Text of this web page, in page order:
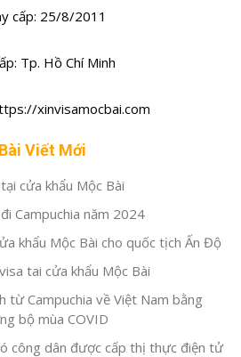
cấp: 25/8/2011
Tp. Hồ Chí Minh
xinvisamocbai.com
Bài Viết Mới
cửa khẩu Mộc Bài
Campuchia năm 2024
khẩu Mộc Bài cho quốc tịch Ấn Độ
tai cửa khẩu Mộc Bài
từ Campuchia về Việt Nam bằng
bộ mùa COVID
công dân được cấp thị thực điện tử